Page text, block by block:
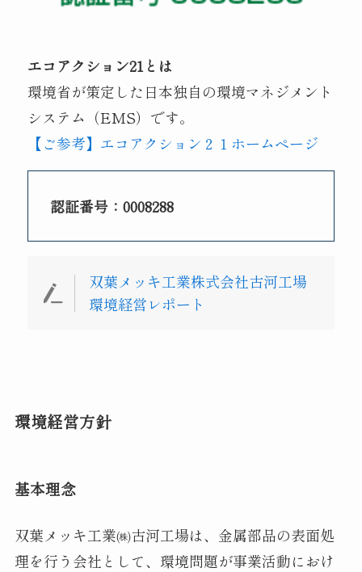
エコアクション21とは
環境省が策定した日本独自の環境マネジメント
システム（EMS）です。
【ご参考】エコアクション２１ホームページ
認証番号：0008288
双葉メッキ工業株式会社古河工場
環境経営レポート
環境経営方針
基本理念
双葉メッキ工業㈱古河工場は、金属部品の表面処
理を行う会社として、環境問題が事業活動におけ